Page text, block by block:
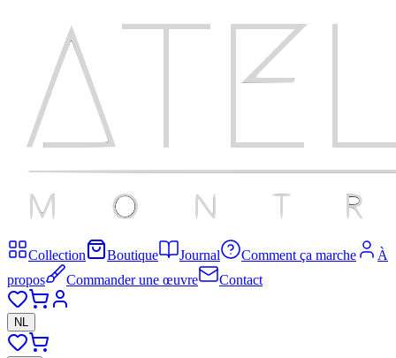
Collection Boutique Journal Comment ça marche
À
propos
Commander une œuvre Contact
NL